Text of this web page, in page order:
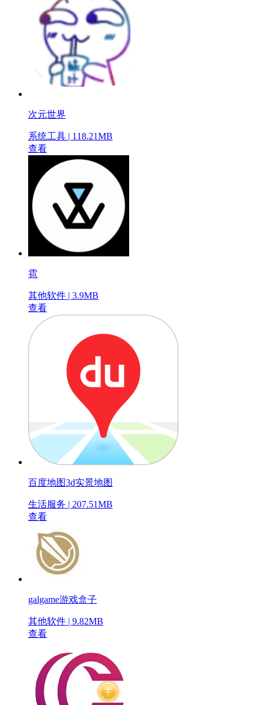
次元世界
系统工具 | 118.21MB
查看
雹
其他软件 | 3.9MB
查看
百度地图3d实景地图
生活服务 | 207.51MB
查看
galgame游戏盒子
其他软件 | 9.82MB
查看